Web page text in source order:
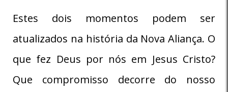
Estes dois momentos podem ser
atualizados na história da Nova Aliança. O
que fez Deus por nós em Jesus Cristo?
Que compromisso decorre do nosso